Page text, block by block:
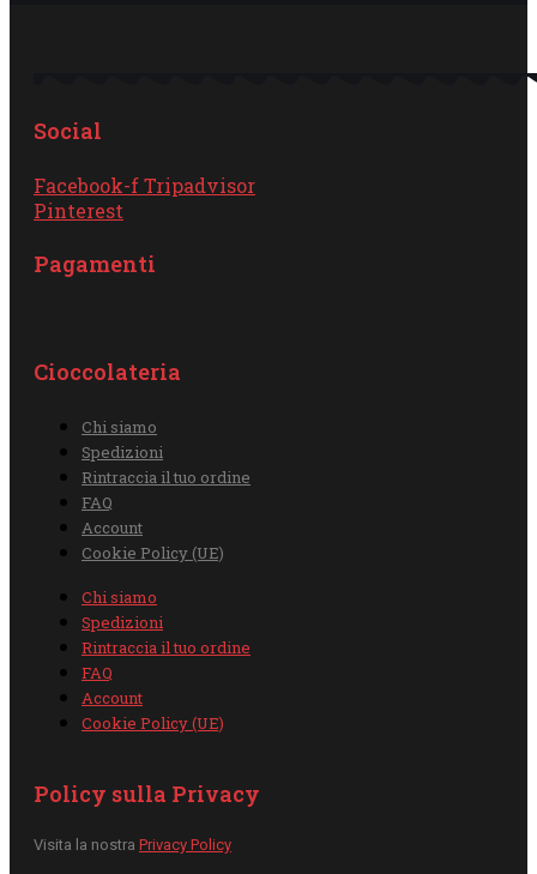
Social
Facebook-fTripadvisor
Pinterest
Pagamenti
Cioccolateria
Chi siamo
Spedizioni
Rintraccia il tuo ordine
FAQ
Account
Cookie Policy (UE)
Chi siamo
Spedizioni
Rintraccia il tuo ordine
FAQ
Account
Cookie Policy (UE)
Policy sulla Privacy
Visita la nostra Privacy Policy